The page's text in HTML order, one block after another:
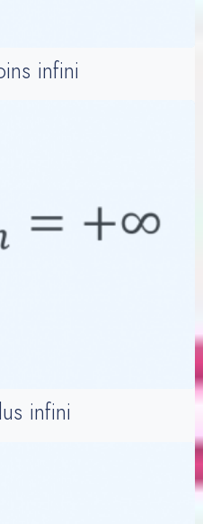
infini
infini